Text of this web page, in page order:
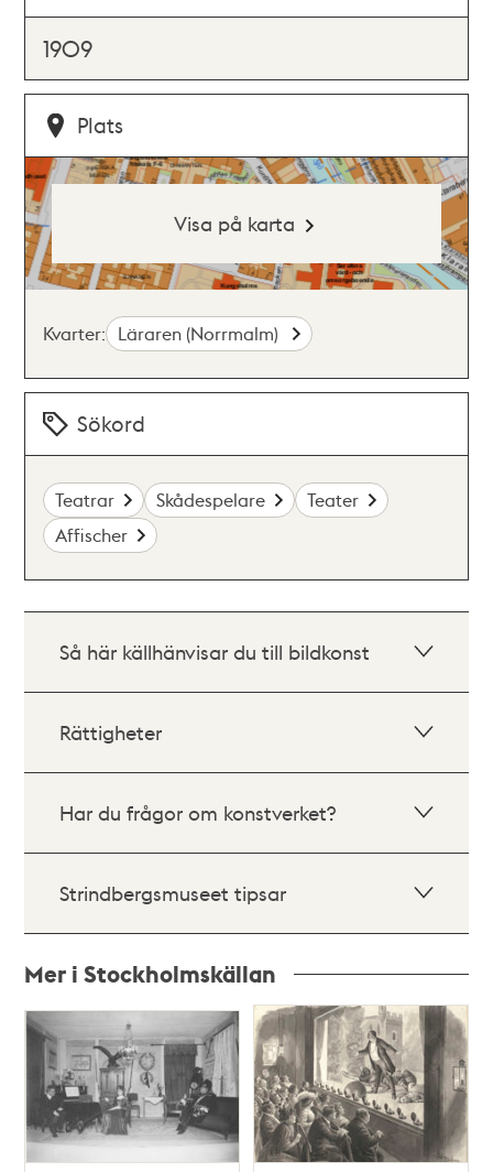
1909
Plats
Visa på karta
Kvarter: Läraren (Norrmalm)
Sökord
Teatrar Skådespelare
Teater
Affischer
Så här källhänvisar du till bildkonst
Rättigheter
Har du frågor om konstverket?
Strindbergsmuseet tipsar
Mer i Stockholmskällan
Relaterade
poster
och
teman